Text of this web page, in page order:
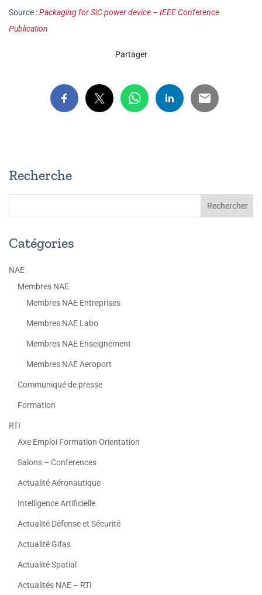
Source :Packaging for SiC power device – IEEE Conference
Publication
Partager
Recherche
Catégories
NAE
Membres NAE
Membres NAE Entreprises
Membres NAE Labo
Membres NAE Enseignement
Membres NAE Aeroport
Communiqué de presse
Formation
RTI
Axe Emploi Formation Orientation
Salons – Conferences
Actualité Aéronautique
Intelligence Artificielle
Actualité Défense et Sécurité
Actualité Gifas
Actualité Spatial
Actualités NAE – RTI